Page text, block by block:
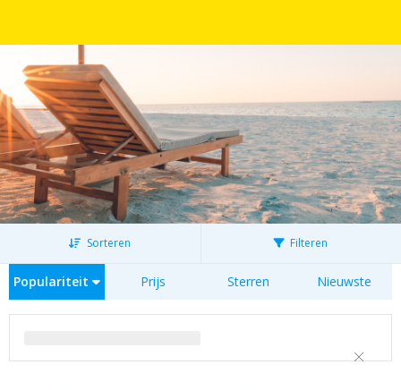
Sorteren Filteren
Populariteit Prijs Sterren Nieuwste